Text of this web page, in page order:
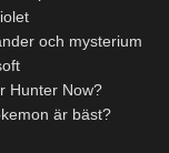
och mysterium
Hunter Now?
är bäst?